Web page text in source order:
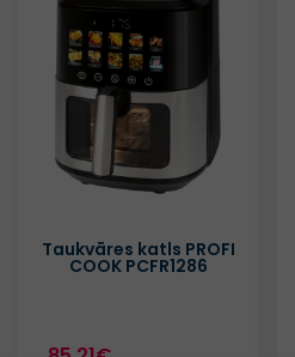
Taukvāres katls PROFI
COOK PCFR1286